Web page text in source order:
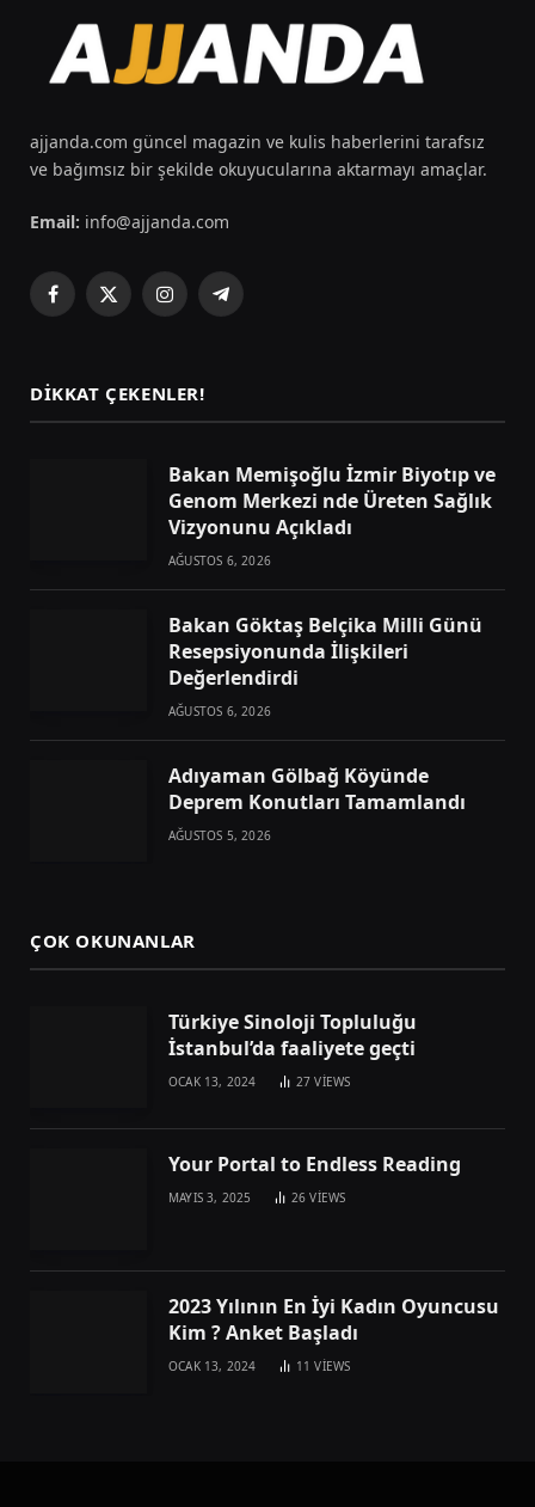
ajjanda.com güncel magazin ve kulis haberlerini tarafsız
ve bağımsız bir şekilde okuyucularına aktarmayı amaçlar.
Email: info@ajjanda.com
Facebook
X
InstagramTelegram
DIKKAT ÇEKENLER!
Bakan Memişoğlu İzmir Biyotıp ve
Genom Merkezi nde Üreten Sağlık
Vizyonunu Açıkladı
AĞUSTOS 6, 2026
Bakan Göktaş Belçika Milli Günü
Resepsiyonunda İlişkileri
Değerlendirdi
AĞUSTOS 6, 2026
Adıyaman Gölbağ Köyünde
Deprem Konutları Tamamlandı
AĞUSTOS 5, 2026
ÇOK OKUNANLAR
Türkiye Sinoloji Topluluğu
İstanbul’da faaliyete geçti
OCAK 13, 2024 27VIEWS
Your Portal to Endless Reading
MAYIS 3, 2025 26VIEWS
2023 Yılının En İyi Kadın Oyuncusu
Kim ? Anket Başladı
OCAK 13, 2024 11VIEWS